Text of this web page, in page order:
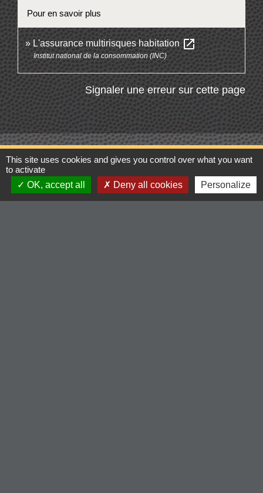
Pour en savoir plus
L'assurance multirisques habitation open_in_new
Institut national de la consommation (INC)
Signaler une erreur sur cette page
Contacts
Commune de Cordelle
154, route de Roanne
This site uses cookies and gives you control over what you want
to activate
OK, accept all
Deny all cookies Personalize